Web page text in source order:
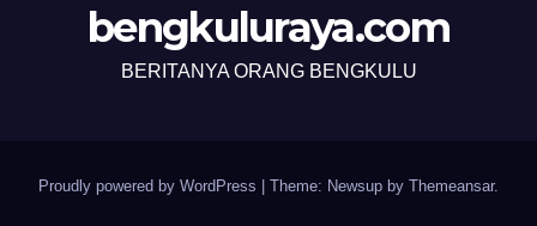
bengkuluraya.com
BERITANYA ORANG BENGKULU
Proudly powered by WordPress | Theme: Newsup by Themeansar.